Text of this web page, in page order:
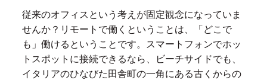
従来のオフィスという考えが固定観念になっていま
せんか？リモートで働くということは、「どこで
も」働けるということです。スマートフォンでホッ
トスポットに接続できるなら、ビーチサイドでも、
イタリアのひなびた田舎町の一角にある古くからの